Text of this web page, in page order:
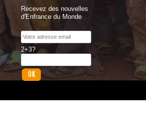
Recevez des nouvelles
d'Enfrance du Monde
2+3?